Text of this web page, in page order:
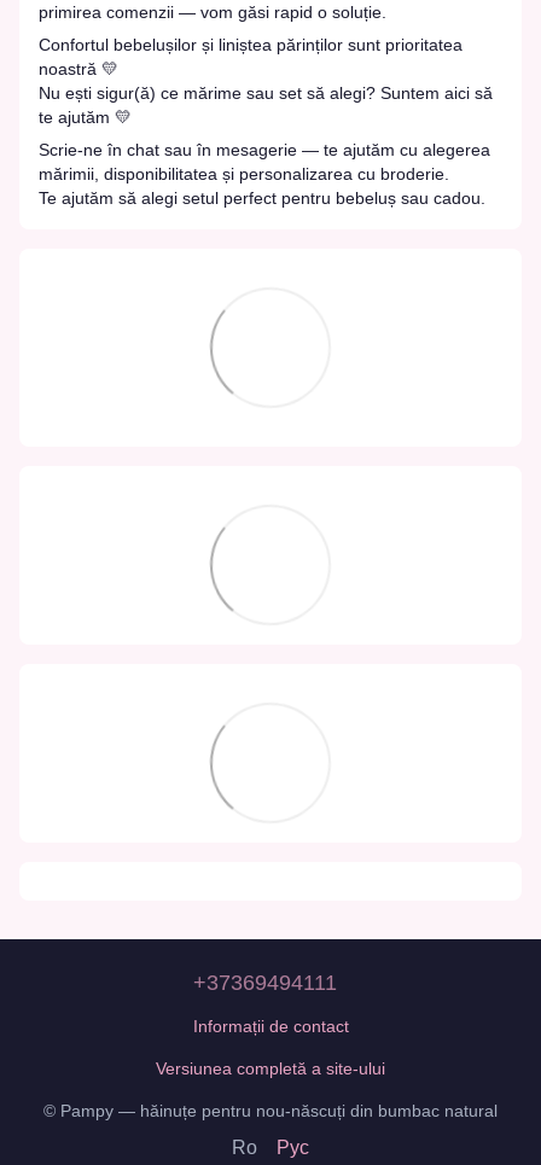
primirea comenzii — vom găsi rapid o soluție.
Confortul bebelușilor și liniștea părinților sunt prioritatea
noastră 💛
Nu ești sigur(ă) ce mărime sau set să alegi? Suntem aici să
te ajutăm 💛
Scrie-ne în chat sau în mesagerie — te ajutăm cu alegerea
mărimii, disponibilitatea și personalizarea cu broderie.
Te ajutăm să alegi setul perfect pentru bebeluș sau cadou.
+37369494111
Informații de contact
Versiunea completă a site-ului
© Pampy — hăinuțe pentru nou-născuți din bumbac natural
Ro Рус